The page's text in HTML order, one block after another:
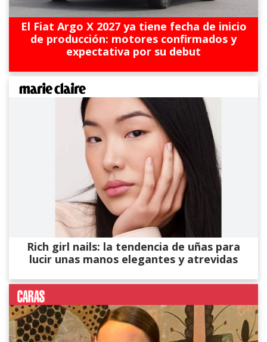
El Fiat Argo X 2027 ya tiene fecha de inicio
de producción: motores confirmados y
expectativa por su debut
Rich girl nails: la tendencia de uñas para
lucir unas manos elegantes y atrevidas